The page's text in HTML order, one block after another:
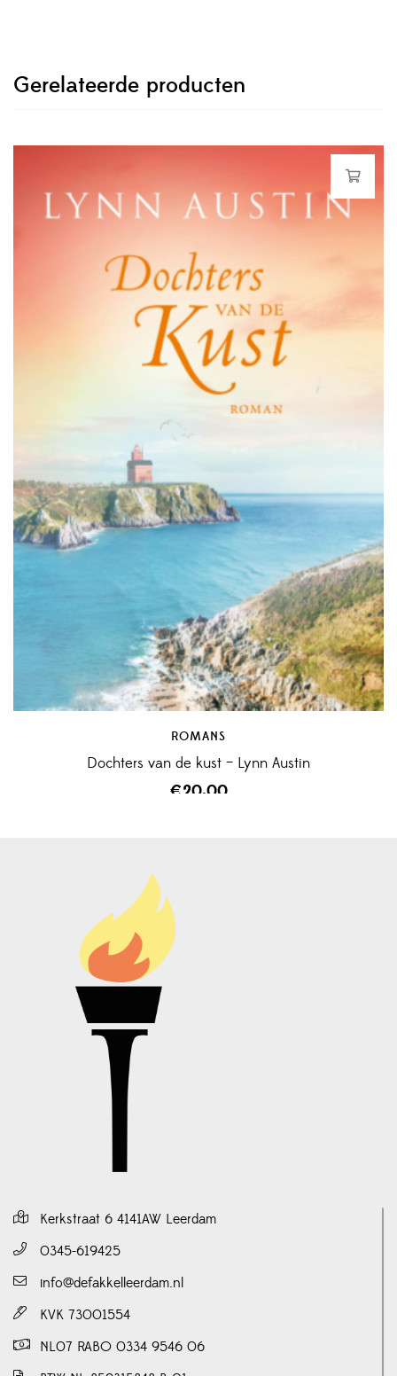
Gerelateerde producten
ROMANS
Dochters van de kust – Lynn Austin
€20,00
Kerkstraat 6 4141AW Leerdam
0345-619425
info@defakkelleerdam.nl
KVK 73001554
NL07 RABO 0334 9546 06